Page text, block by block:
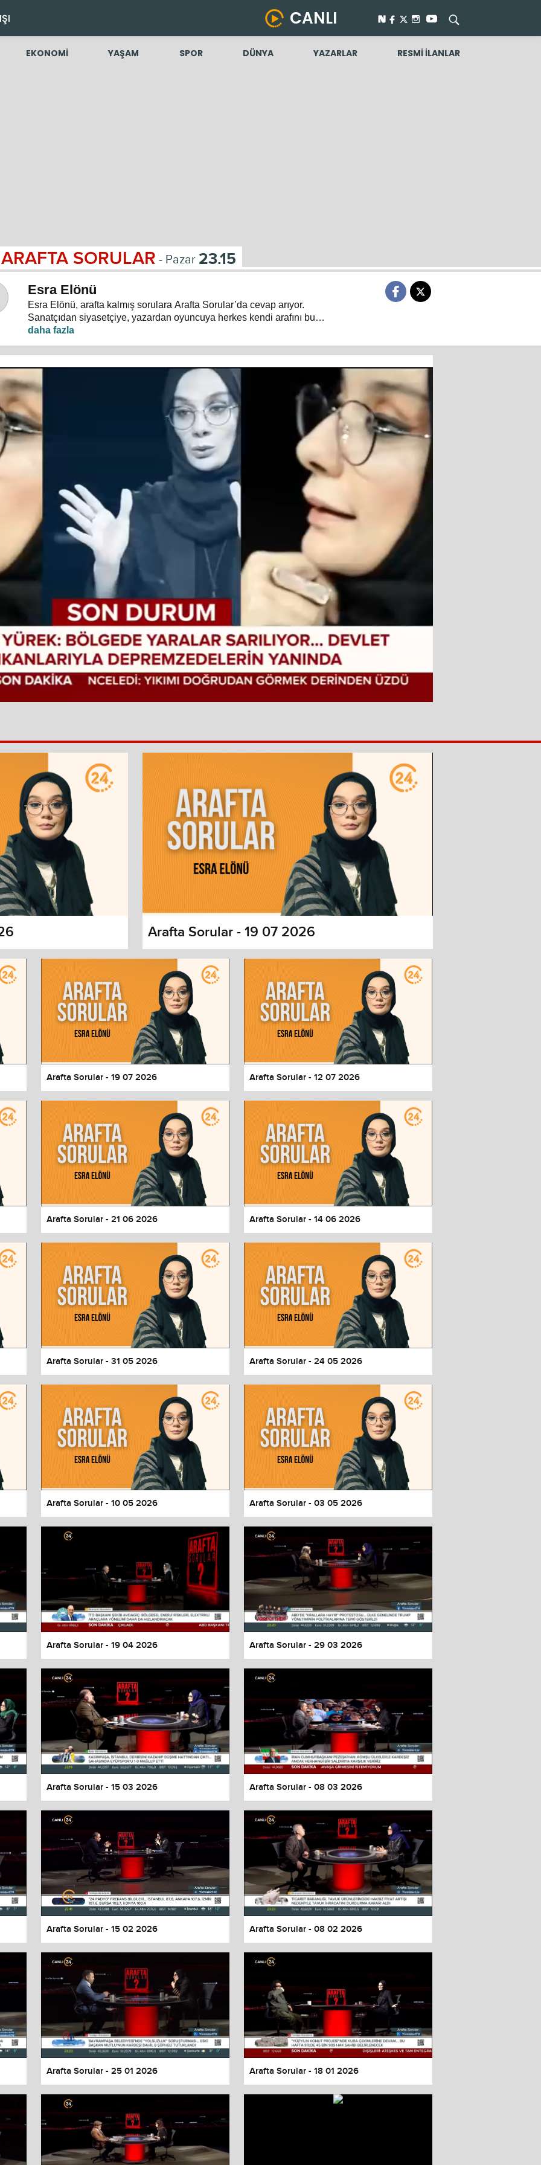
CANLI
EKONOMİ YAŞAM SPOR DÜNYA YAZARLAR RESMİ İLANLAR
ARAFTA SORULAR - Pazar 23.15
Esra Elönü
Esra Elönü, arafta kalmış sorulara Arafta Sorular’da cevap arıyor.
Sanatçıdan siyasetçiye, yazardan oyuncuya herkes kendi arafını bu
programda anlatıyor. Hayata, insana, gündem ve siyasete dair her şeyin
Arafta Sorular’da, Esra Elönü konuklarına arafını sorgulatıyor.
dialog
and close the window.
Done
Arafta Sorular - 19 07 2026
Arafta Sorular - 19 07 2026 Arafta Sorular - 12 07 2026
Arafta Sorular - 21 06 2026 Arafta Sorular - 14 06 2026
Arafta Sorular - 31 05 2026 Arafta Sorular - 24 05 2026
Arafta Sorular - 10 05 2026 Arafta Sorular - 03 05 2026
Arafta Sorular - 19 04 2026 Arafta Sorular - 29 03 2026
Arafta Sorular - 15 03 2026 Arafta Sorular - 08 03 2026
Arafta Sorular - 15 02 2026 Arafta Sorular - 08 02 2026
Arafta Sorular - 25 01 2026 Arafta Sorular - 18 01 2026